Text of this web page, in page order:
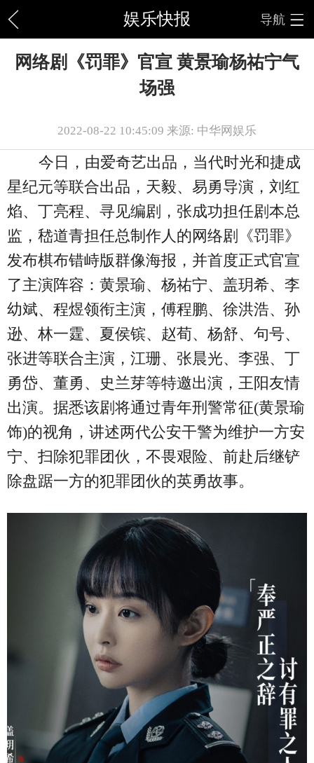
娱乐快报 导航
网络剧《罚罪》官宣 黄景瑜杨祐宁气
场强
2022-08-22 10:45:09 来源: 中华网娱乐
今日，由爱奇艺出品，当代时光和捷成
星纪元等联合出品，天毅、易勇导演，刘红
焰、丁亮程、寻见编剧，张成功担任剧本总
监，嵇道青担任总制作人的网络剧《罚罪》
发布棋布错峙版群像海报，并首度正式官宣
了主演阵容：黄景瑜、杨祐宁、盖玥希、李
幼斌、程煜领衔主演，傅程鹏、徐洪浩、孙
逊、林一霆、夏侯镔、赵荀、杨舒、句号、
张进等联合主演，江珊、张晨光、李强、丁
勇岱、董勇、史兰芽等特邀出演，王阳友情
出演。据悉该剧将通过青年刑警常征(黄景瑜
饰)的视角，讲述两代公安干警为维护一方安
宁、扫除犯罪团伙，不畏艰险、前赴后继铲
除盘踞一方的犯罪团伙的英勇故事。